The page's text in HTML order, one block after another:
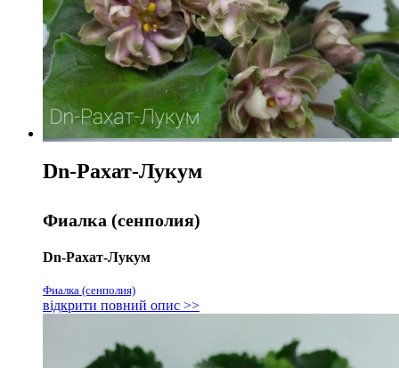
Dn-Рахат-Лукум
Фиалка (сенполия)
Dn-Рахат-Лукум
Фиалка (сенполия)
відкрити повний опис >>